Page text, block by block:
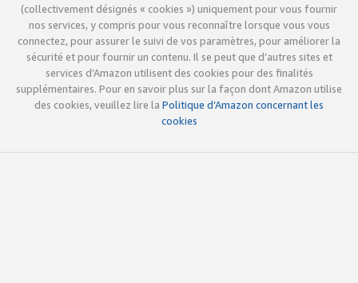
(collectivement désignés « cookies ») uniquement pour vous fournir
nos services, y compris pour vous reconnaître lorsque vous vous
connectez, pour assurer le suivi de vos paramètres, pour améliorer la
sécurité et pour fournir un contenu. Il se peut que d’autres sites et
services d’Amazon utilisent des cookies pour des finalités
supplémentaires. Pour en savoir plus sur la façon dont Amazon utilise
des cookies, veuillez lire la Politique d’Amazon concernant les
cookies